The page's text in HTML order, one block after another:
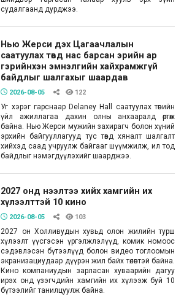
судалгаанд дурджээ.
Нью Жерси дэх Цагаачлалын
саатуулах төвд нас барсан эрийн ар
гэрийнхэн эмнэлгийн хайхрамжгүй
байдлыг шалгахыг шаардав
2026-08-05 122
Уг хэрэг гарснаар Delaney Hall саатуулах төвийн
үйл ажиллагаа дахин олны анхааралд өртөж
байна. Нью Жерси мужийн захирагч болон хүний
эрхийн байгууллагууд тус төвд хяналт шалгалт
хийхэд саад учруулж байгааг шүүмжилж, ил тод
байдлыг нэмэгдүүлэхийг шаарджээ.
2027 онд нээлтээ хийх хамгийн их
хүлээлттэй 10 кино
2026-08-05 103
2027 он Холливудын хувьд олон жилийн турш
хүлээлт үүсгэсэн үргэлжлэлүүд, комик номоос
сэдэвлэсэн бүтээлүүд болон видео тоглоомын
экранизациудаар дүүрэн жил байх төлөвтэй байна.
Кино компаниудын зарласан хуваарийн дагуу
ирэх онд үзэгчдийн хамгийн их хүлээж буй 10
бүтээлийг танилцуулж байна.